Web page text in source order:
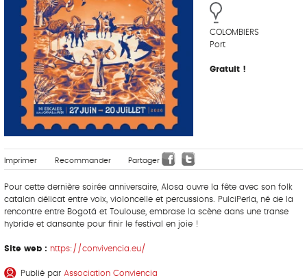
COLOMBIERS
Port
Gratuit !
Imprimer Recommander Partager
Pour cette dernière soirée anniversaire, Alosa ouvre la fête avec son folk
catalan délicat entre voix, violoncelle et percussions. PulciPerla, né de la
rencontre entre Bogotá et Toulouse, embrase la scène dans une transe
hybride et dansante pour finir le festival en joie !
Site web : https://convivencia.eu/
Publié par Association Conviencia